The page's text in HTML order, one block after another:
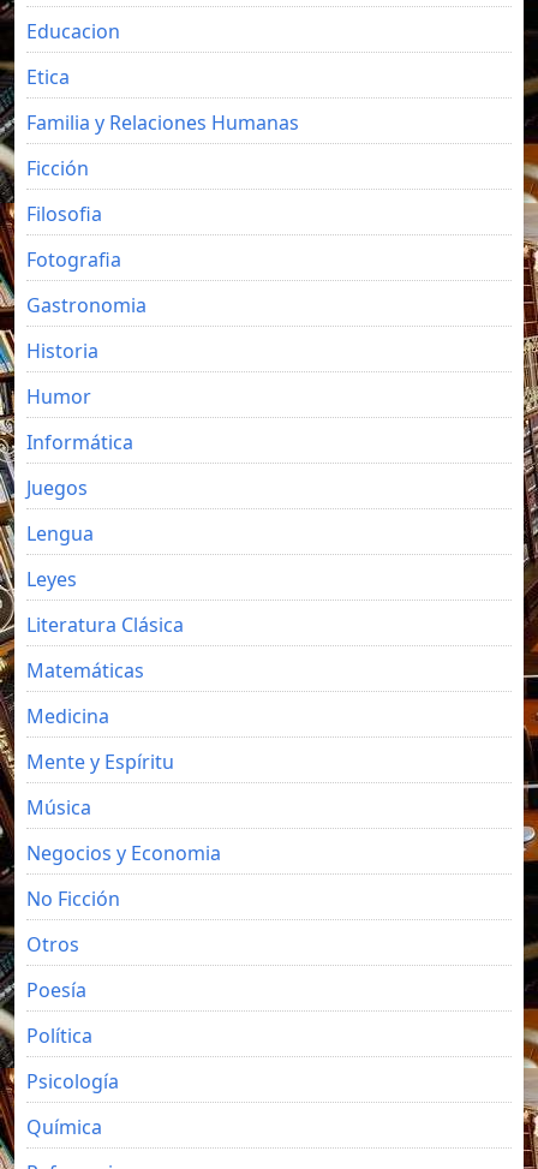
Educacion
Etica
Familia y Relaciones Humanas
Ficción
Filosofia
Fotografia
Gastronomia
Historia
Humor
Informática
Juegos
Lengua
Leyes
Literatura Clásica
Matemáticas
Medicina
Mente y Espíritu
Música
Negocios y Economia
No Ficción
Otros
Poesía
Política
Psicología
Química